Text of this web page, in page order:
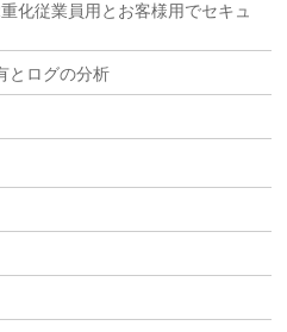
化従業員用とお客様用でセキュ
とログの分析